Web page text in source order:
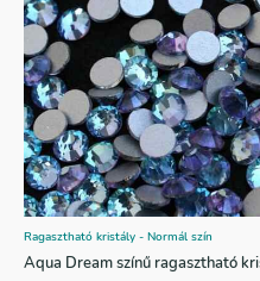
Ragasztható kristály - Normál szín
Aqua Dream színű ragasztható